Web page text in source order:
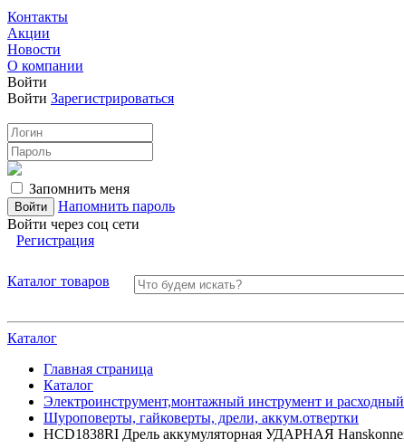
Контакты
Акции
Новости
О компании
Войти
Войти Зарегистрироваться
Запомнить меня
Напомнить пароль
Войти через соц сети
Регистрация
Каталог товаров
Каталог
Главная страница
Каталог
Электроинструмент,монтажный инструмент и
Шуроповерты, гайковерты, дрели, аккум.отвертки
HCD1838RI Дрель аккумуляторная УДАРНАЯ